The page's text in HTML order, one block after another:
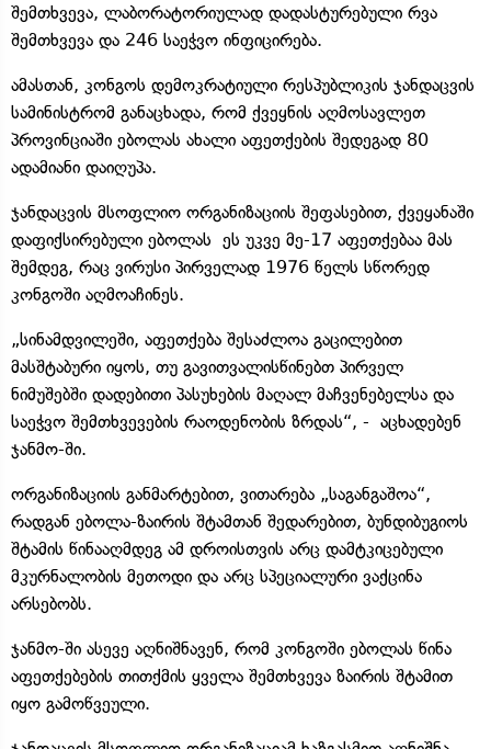
შემთხვევა, ლაბორატორიულად დადასტურებული რვა
შემთხვევა და 246 საეჭვო ინფიცირება.
ამასთან, კონგოს დემოკრატიული რესპუბლიკის ჯანდაცვის
სამინისტრომ განაცხადა, რომ ქვეყნის აღმოსავლეთ
პროვინციაში ებოლას ახალი აფეთქების შედეგად 80
ადამიანი დაიღუპა.
ჯანდაცვის მსოფლიო ორგანიზაციის შეფასებით, ქვეყანაში
დაფიქსირებული ებოლას ეს უკვე მე-17 აფეთქებაა მას
შემდეგ, რაც ვირუსი პირველად 1976 წელს სწორედ
კონგოში აღმოაჩინეს.
„სინამდვილეში, აფეთქება შესაძლოა გაცილებით
მასშტაბური იყოს, თუ გავითვალისწინებთ პირველ
ნიმუშებში დადებითი პასუხების მაღალ მაჩვენებელსა და
საეჭვო შემთხვევების რაოდენობის ზრდას“, - აცხადებენ
ჯანმო-ში.
ორგანიზაციის განმარტებით, ვითარება „საგანგაშოა“,
რადგან ებოლა-ზაირის შტამთან შედარებით, ბუნდიბუგიოს
შტამის წინააღმდეგ ამ დროისთვის არც დამტკიცებული
მკურნალობის მეთოდი და არც სპეციალური ვაქცინა
არსებობს.
ჯანმო-ში ასევე აღნიშნავენ, რომ კონგოში ებოლას წინა
აფეთქებების თითქმის ყველა შემთხვევა ზაირის შტამით
იყო გამოწვეული.